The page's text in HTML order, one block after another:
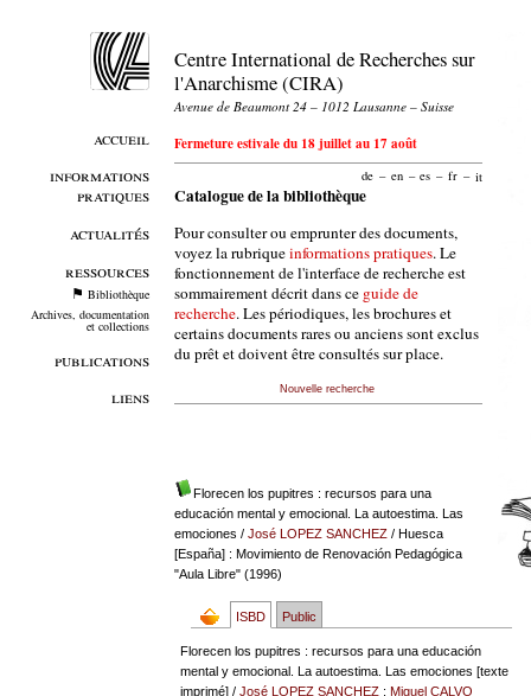
accueil
informations
pratiques
actualités
ressources
Bibliothèque
Archives, documentation
et collections
publications
liens
Centre International de Recherches sur
l'Anarchisme (CIRA)
Avenue de Beaumont 24 – 1012 Lausanne – Suisse
Fermeture estivale du 18 juillet au 17 août
de – en – es – fr – it
Catalogue de la bibliothèque
Pour consulter ou emprunter des documents,
voyez la rubriqueinformations pratiques. Le
fonctionnement de l'interface de recherche est
sommairement décrit dans ce guide de
recherche. Les périodiques, les brochures et
certains documents rares ou anciens sont exclus
du prêt et doivent être consultés sur place.
Nouvelle recherche
Florecen los pupitres : recursos para una
educación mental y emocional. La autoestima. Las
emociones / José LOPEZ SANCHEZ/ Huesca
[España] : Movimiento de Renovación Pedagógica
"Aula Libre" (1996)
ISBD Public
Florecen los pupitres : recursos para una educación
mental y emocional. La autoestima. Las emociones [texte
imprimé] /José LOPEZ SANCHEZ ;Miguel CALVO